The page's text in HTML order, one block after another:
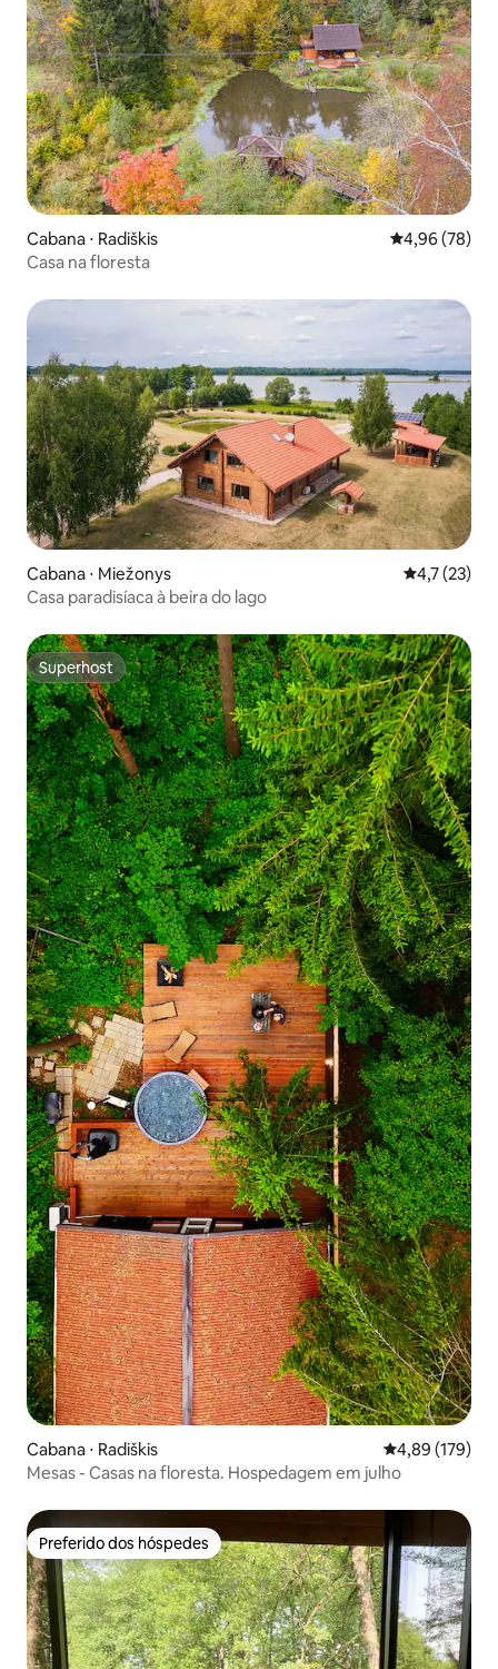
Cabana ⋅ Radiškis 4,96 de uma
4,96 (78)
Casa na floresta
Cabana ⋅ Miežonys 4,7 de uma
4,7 (23)
Casa paradisíaca à beira do lago
Superhost
Superhost
Cabana ⋅ Radiškis 4,89 de uma
4,89 (179)
Mesas - Casas na floresta. Hospedagem em julho
Preferido dos hóspedes
Preferido dos hóspedes